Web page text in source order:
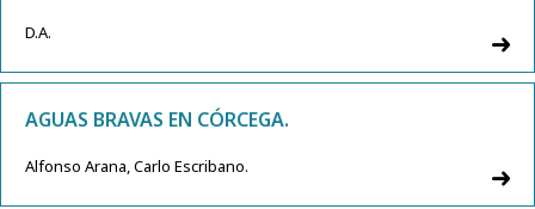
D.A.
AGUAS BRAVAS EN CÓRCEGA.
Alfonso Arana, Carlo Escribano.